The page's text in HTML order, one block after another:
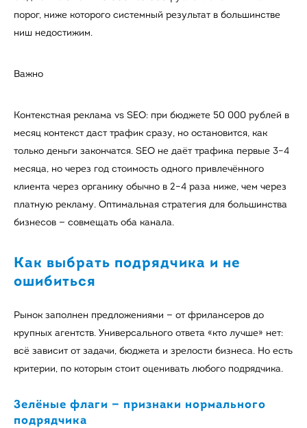
порог, ниже которого системный результат в большинстве
ниш недостижим.
Важно
Контекстная реклама vs SEO: при бюджете 50 000 рублей в
месяц контекст даст трафик сразу, но остановится, как
только деньги закончатся. SEO не даёт трафика первые 3–4
месяца, но через год стоимость одного привлечённого
клиента через органику обычно в 2–4 раза ниже, чем через
платную рекламу. Оптимальная стратегия для большинства
бизнесов — совмещать оба канала.
Как выбрать подрядчика и не
ошибиться
Рынок заполнен предложениями — от фрилансеров до
крупных агентств. Универсального ответа «кто лучше» нет:
всё зависит от задачи, бюджета и зрелости бизнеса. Но есть
критерии, по которым стоит оценивать любого подрядчика.
Зелёные флаги — признаки нормального
подрядчика